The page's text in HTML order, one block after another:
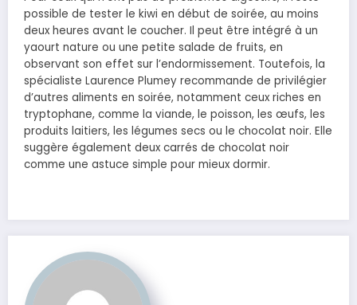
possible de tester le kiwi en début de soirée, au moins
deux heures avant le coucher. Il peut être intégré à un
yaourt nature ou une petite salade de fruits, en
observant son effet sur l’endormissement. Toutefois, la
spécialiste Laurence Plumey recommande de privilégier
d’autres aliments en soirée, notamment ceux riches en
tryptophane, comme la viande, le poisson, les œufs, les
produits laitiers, les légumes secs ou le chocolat noir. Elle
suggère également deux carrés de chocolat noir
comme une astuce simple pour mieux dormir.